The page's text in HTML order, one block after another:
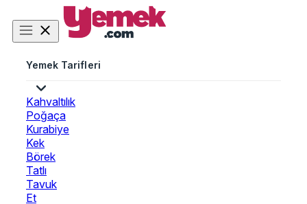
Yemek Tarifleri
Kahvaltılık
Poğaça
Kurabiye
Kek
Börek
Tatlı
Tavuk
Et